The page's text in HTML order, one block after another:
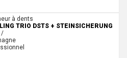
à dents
TRIO DSTS + STEINSICHERUNG
/